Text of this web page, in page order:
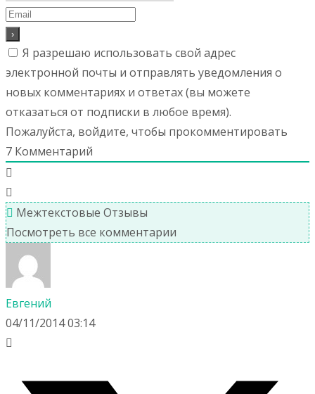
Я разрешаю использовать свой адрес
электронной почты и отправлять уведомления о
новых комментариях и ответах (вы можете
отказаться от подписки в любое время).
Пожалуйста, войдите, чтобы прокомментировать
7 Комментарий
Межтекстовые Отзывы
Посмотреть все комментарии
Евгений
04/11/2014 03:14